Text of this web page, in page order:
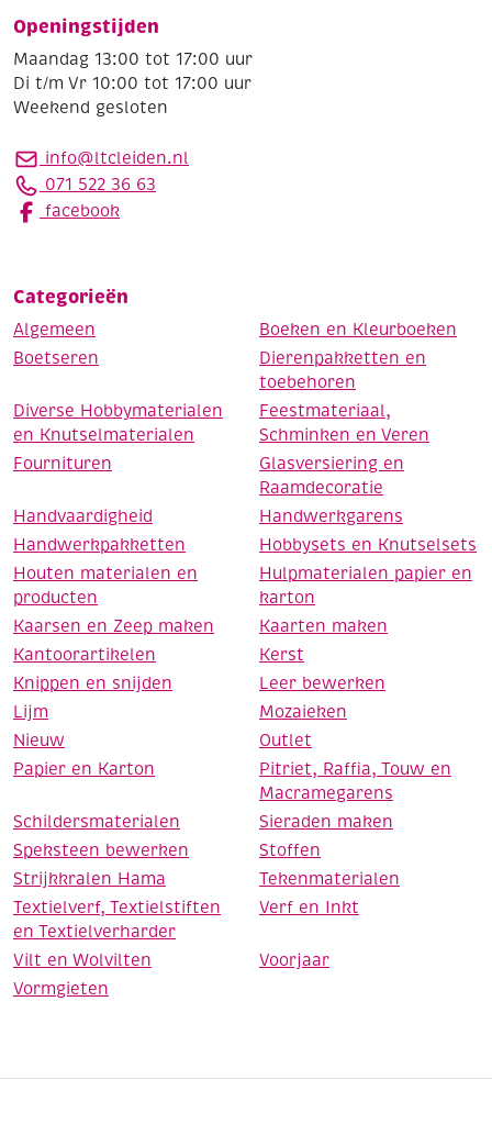
Openingstijden
Maandag 13:00 tot 17:00 uur
Di t/m Vr 10:00 tot 17:00 uur
Weekend gesloten
info@ltcleiden.nl
071 522 36 63
facebook
Categorieën
Algemeen
Boeken en Kleurboeken
Boetseren
Dierenpakketten en
toebehoren
Diverse Hobbymaterialen
en Knutselmaterialen
Feestmateriaal,
Schminken en Veren
Fournituren
Glasversiering en
Raamdecoratie
Handvaardigheid
Handwerkgarens
Handwerkpakketten
Hobbysets en Knutselsets
Houten materialen en
producten
Hulpmaterialen papier en
karton
Kaarsen en Zeep maken
Kaarten maken
Kantoorartikelen
Kerst
Knippen en snijden
Leer bewerken
Lijm
Mozaieken
Nieuw
Outlet
Papier en Karton
Pitriet, Raffia, Touw en
Macramegarens
Schildersmaterialen
Sieraden maken
Speksteen bewerken
Stoffen
Strijkkralen Hama
Tekenmaterialen
Textielverf, Textielstiften
en Textielverharder
Verf en Inkt
Vilt en Wolvilten
Voorjaar
Vormgieten